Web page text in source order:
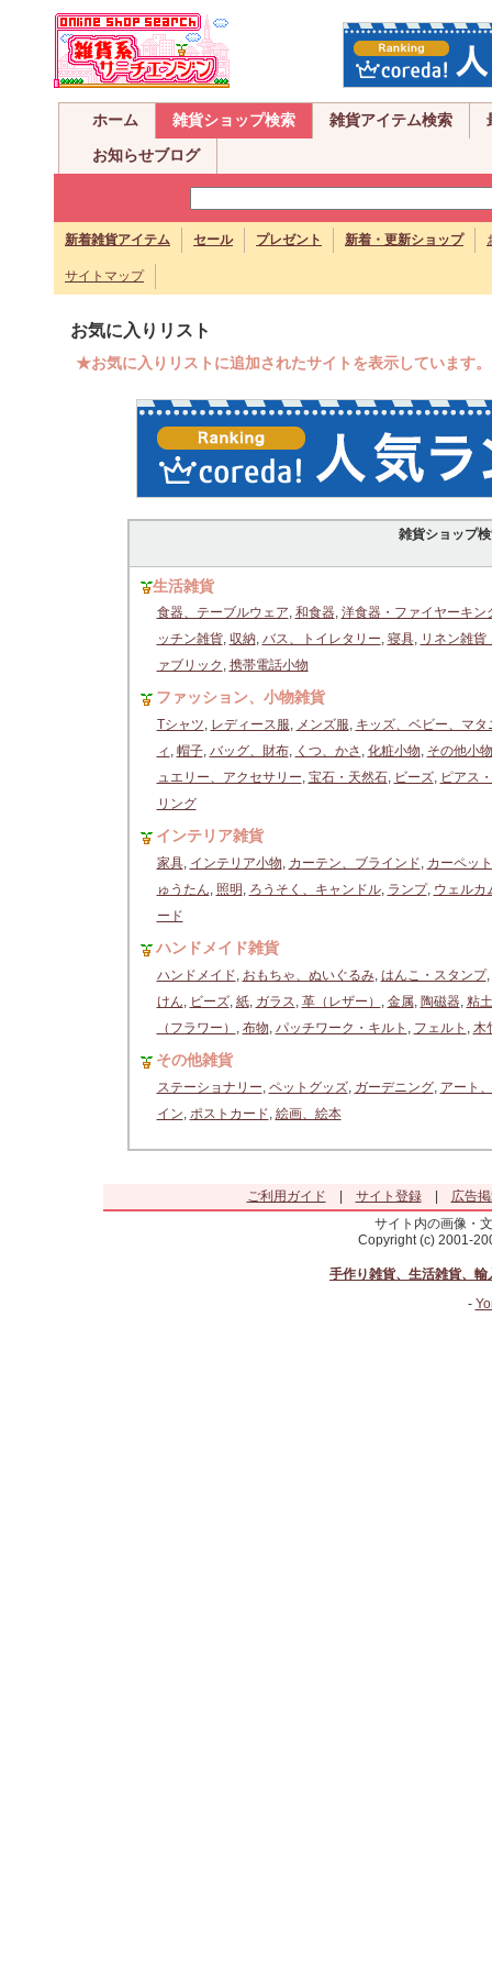
ホーム 雑貨ショップ検索 雑貨アイテム検索
お知らせブログ
新着雑貨アイテム セール プレゼント 新着・更新ショップ
サイトマップ
お気に入りリスト
★お気に入りリストに追加されたサイトを表示しています
雑貨ショップ
生活雑貨
食器、テーブルウェア, 和食器, 洋食器・ファイヤーキン
ッチン雑貨, 収納, バス、トイレタリー, 寝具, リネン雑貨
ァブリック , 携帯電話小物
ファッション、小物雑貨
Tシャツ, レディース服, メンズ服, キッズ、ベビー、マタ
ィ , 帽子, バッグ、財布, くつ、かさ , 化粧小物, その他小物
ュエリー、アクセサリー, 宝石・天然石, ビーズ, ピアス
リング
インテリア雑貨
家具, インテリア小物, カーテン、ブラインド, カーペッ
ゅうたん, 照明 , ろうそく、キャンドル, ランプ, ウェルカ
ード
ハンドメイド雑貨
ハンドメイド, おもちゃ、ぬいぐるみ, はんこ・スタンプ,
けん, ビーズ, 紙, ガラス, 革（レザー） , 金属, 陶磁器, 粘土
（フラワー） , 布物, パッチワーク・キルト , フェルト , 木
その他雑貨
ステーショナリー, ペットグッズ, ガーデニング, アート
イン, ポストカード, 絵画、絵本
ご利用ガイド サイト登録|
広告
サイト内の画像・
Copyright (c) 2001-
手作り雑貨、生活雑貨、
-